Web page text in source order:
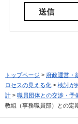
トップページ > 府政運営・
ロセスの見える化 > 検討が
計 > 職員団体との交渉・予
教組（事務職員部）との定